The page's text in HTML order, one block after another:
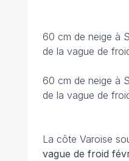
60 cm de neige à
de la vague de
60 cm de neige à
de la vague de
La côte Varoise
vague de froid